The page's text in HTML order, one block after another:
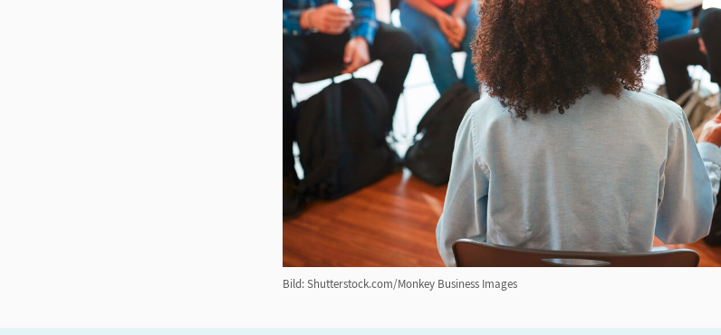
Bild: Shutterstock.com/Monkey Business Images